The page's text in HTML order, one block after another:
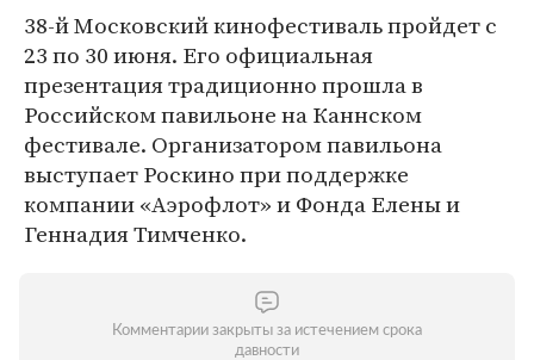
38-й Московский кинофестиваль пройдет с
23 по 30 июня. Его официальная
презентация традиционно прошла в
Российском павильоне на Каннском
фестивале. Организатором павильона
выступает Роскино при поддержке
компании «Аэрофлот» и Фонда Елены и
Геннадия Тимченко.
Комментарии закрыты за истечением срока
давности